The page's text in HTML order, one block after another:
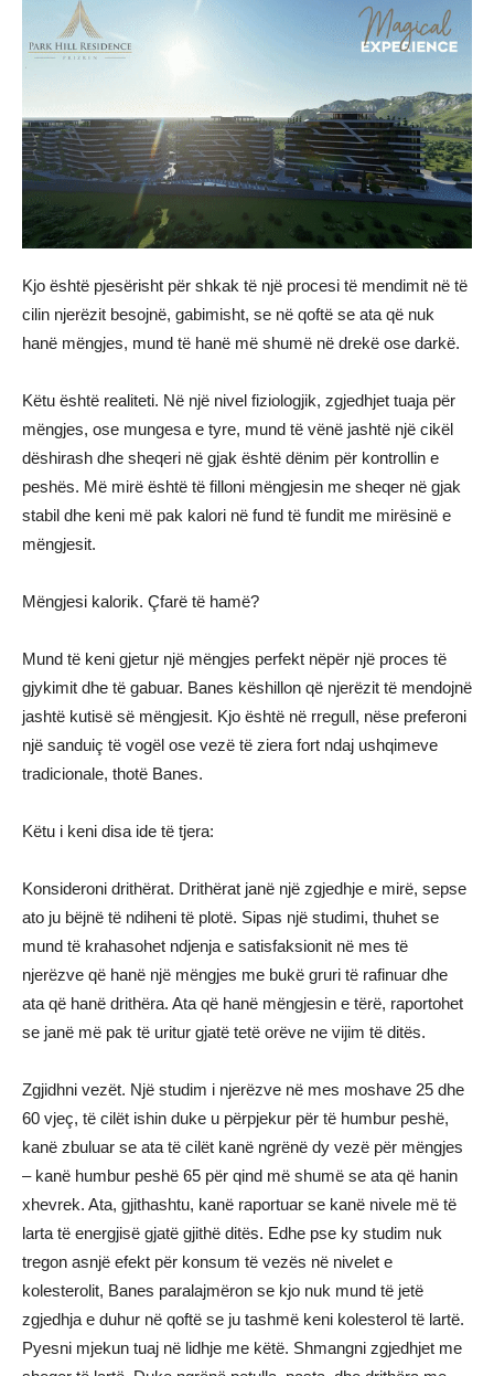
Kjo është pjesërisht për shkak të një procesi të mendimit në të
cilin njerëzit besojnë, gabimisht, se në qoftë se ata që nuk
hanë mëngjes, mund të hanë më shumë në drekë ose darkë.
Këtu është realiteti. Në një nivel fiziologjik, zgjedhjet tuaja për
mëngjes, ose mungesa e tyre, mund të vënë jashtë një cikël
dëshirash dhe sheqeri në gjak është dënim për kontrollin e
peshës. Më mirë është të filloni mëngjesin me sheqer në gjak
stabil dhe keni më pak kalori në fund të fundit me mirësinë e
mëngjesit.
Mëngjesi kalorik. Çfarë të hamë?
Mund të keni gjetur një mëngjes perfekt nëpër një proces të
gjykimit dhe të gabuar. Banes këshillon që njerëzit të mendojnë
jashtë kutisë së mëngjesit. Kjo është në rregull, nëse preferoni
një sanduiç të vogël ose vezë të ziera fort ndaj ushqimeve
tradicionale, thotë Banes.
Këtu i keni disa ide të tjera:
Konsideroni drithërat. Drithërat janë një zgjedhje e mirë, sepse
ato ju bëjnë të ndiheni të plotë. Sipas një studimi, thuhet se
mund të krahasohet ndjenja e satisfaksionit në mes të
njerëzve që hanë një mëngjes me bukë gruri të rafinuar dhe
ata që hanë drithëra. Ata që hanë mëngjesin e tërë, raportohet
se janë më pak të uritur gjatë tetë orëve ne vijim të ditës.
Zgjidhni vezët. Një studim i njerëzve në mes moshave 25 dhe
60 vjeç, të cilët ishin duke u përpjekur për të humbur peshë,
kanë zbuluar se ata të cilët kanë ngrënë dy vezë për mëngjes
– kanë humbur peshë 65 për qind më shumë se ata që hanin
xhevrek. Ata, gjithashtu, kanë raportuar se kanë nivele më të
larta të energjisë gjatë gjithë ditës. Edhe pse ky studim nuk
tregon asnjë efekt për konsum të vezës në nivelet e
kolesterolit, Banes paralajmëron se kjo nuk mund të jetë
zgjedhja e duhur në qoftë se ju tashmë keni kolesterol të lartë.
Pyesni mjekun tuaj në lidhje me këtë. Shmangni zgjedhjet me